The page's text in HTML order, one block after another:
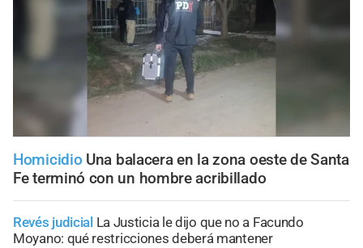
Homicidio Una balacera en la zona oeste de Santa
Fe terminó con un hombre acribillado
Revés judicial La Justicia le dijo que no a Facundo
Moyano: qué restricciones deberá mantener